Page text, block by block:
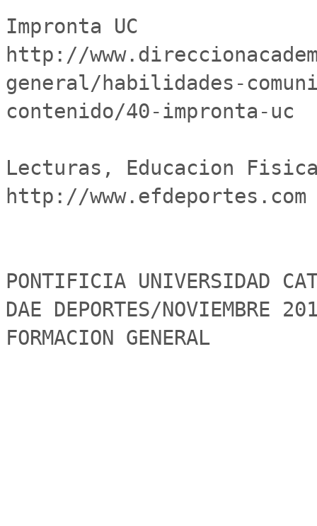
Impronta UC
http://
general/habilidades-
contenido/40-impronta-uc
Lecturas, Educacion
http://www.efdeportes.com
PONTIFICIA UNIVERSIDAD
DAE DEPORTES/NOVIEMBRE
FORMACION GENERAL